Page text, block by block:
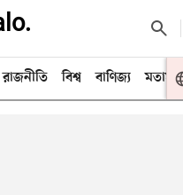
রাজনীতি বিশ্ব বাণিজ্য মতামত